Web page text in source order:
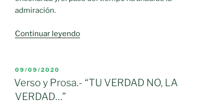
admiración.
Continuar leyendo«Verso
SON
PUBLICADO
EL
09/09/2020
Verso y Prosa.- “TU VERDAD NO, LA
VERDAD…”